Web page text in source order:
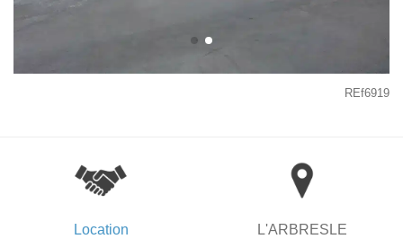
REf6919
Location L'ARBRESLE